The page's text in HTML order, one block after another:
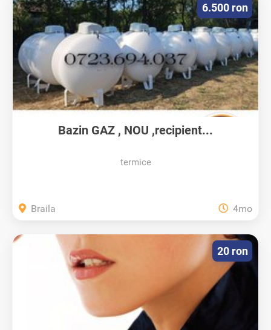
Bazin GAZ , NOU ,recipient...
termice
6.500 ron
Braila 4mo
20 ron